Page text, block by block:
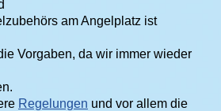
am Angelplatz ist
Vorgaben, da wir immer wieder
Regelungen und vor allem die